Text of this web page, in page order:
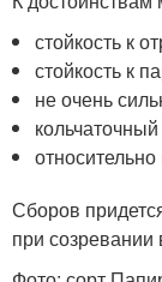
стойкость к
стойкость к
не очень
Сборов
при